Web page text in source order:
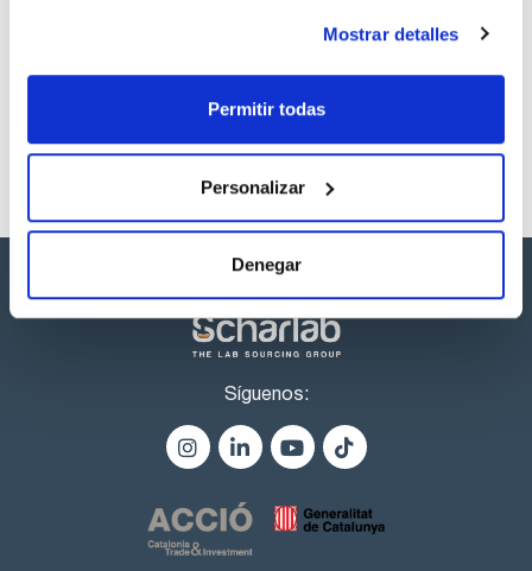
Mostrar detalles
Permitir todas
Personalizar
Denegar
Los productos marcados con esta imagen son
productos marca Scharlau habitualmente en stock,
Síguenos: